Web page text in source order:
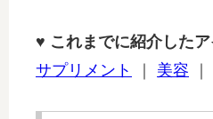
♥ これまでに紹介した
サプリメント
｜ 美容 ｜